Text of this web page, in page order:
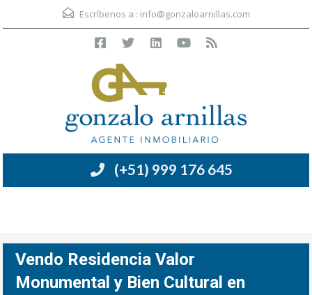
Escríbenos a : info@gonzaloarnillas.com
(+51) 999 176 645
Vendo Residencia Valor
Monumental y Bien Cultural en